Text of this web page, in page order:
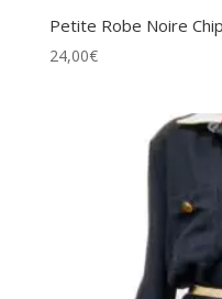
Petite Robe Noire
24,00€